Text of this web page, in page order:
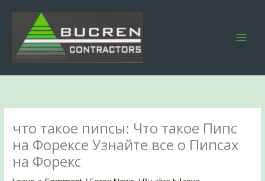
что такое пипсы: Что такое Пипс
на Форексе Узнайте все о Пипсах
на Форекс